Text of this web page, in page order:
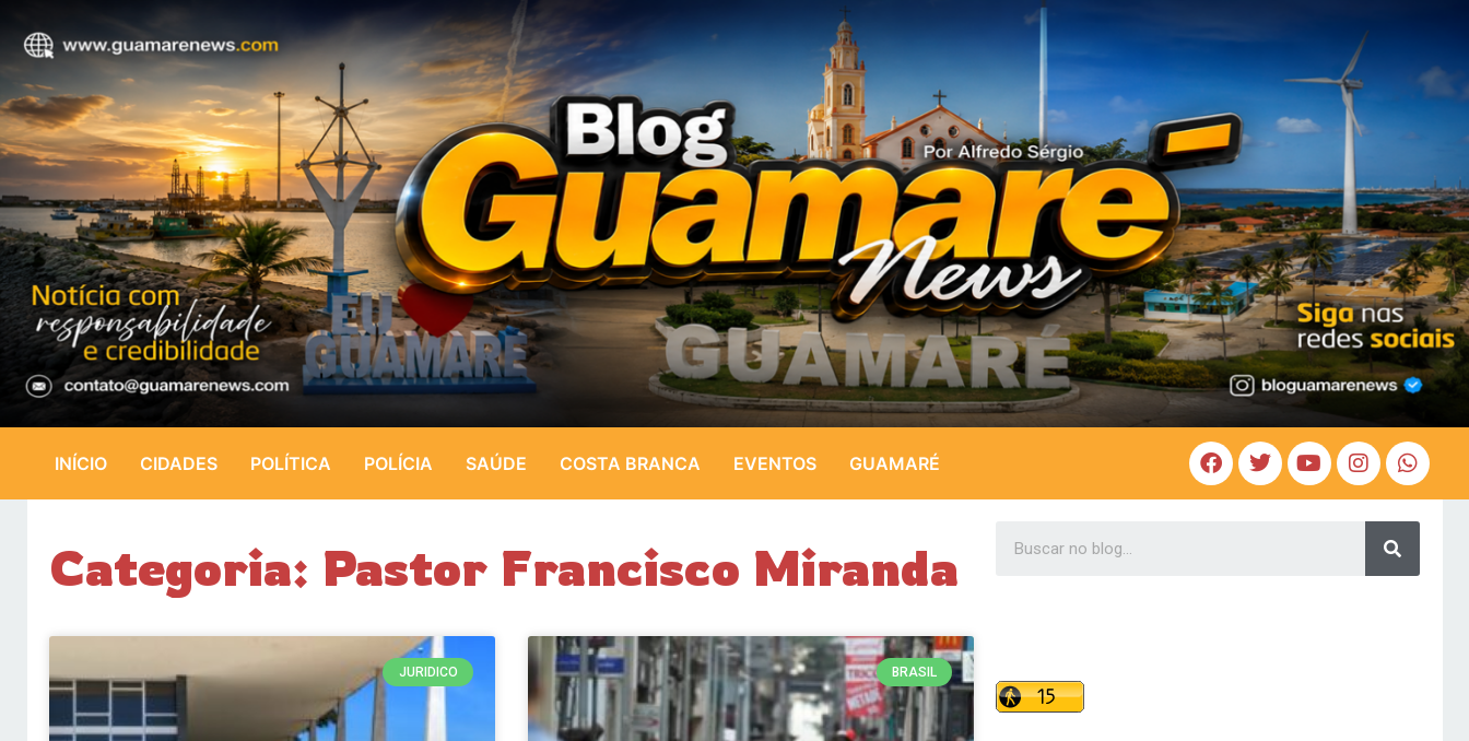
INÍCIO CIDADES POLÍTICA POLÍCIA SAÚDE COSTA BRANCA EVENTOS GUAMARÉ
Categoria: Pastor Francisco Miranda
JURIDICO BRASIL